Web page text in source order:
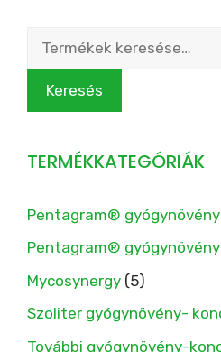
Keresés
következőre:
Keresés
TERMÉKKATEGÓRIÁK
Pentagram®
Pentagram®
Mycosynergy (5)
Szoliter gyógynövény-
További gyógynövény-